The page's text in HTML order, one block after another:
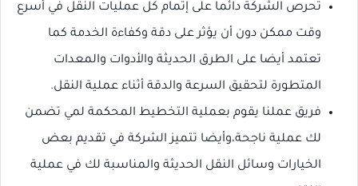
تحرص الشركة دائما على إتمام كل عمليات النقل في أسرع
وقت ممكن دون أن يؤثر على دقة وكفاءة الخدمة كما
تعتمد أيضا على الطرق الحديثة والأدوات والمعدات
المتطورة لتحقيق السرعة والدقة أثناء عملية النقل.
فريق عملنا يقوم بعملية التخطيط المحكمة لمي تضمن
لك عملية ناجحة،وأيضا تتميز الشركة في تقديم بعض
الخيارات وسائل النقل الحديثة والمناسبة لك في عملية